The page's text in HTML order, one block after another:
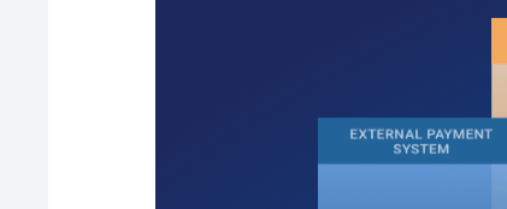
Marktplatzes, der die